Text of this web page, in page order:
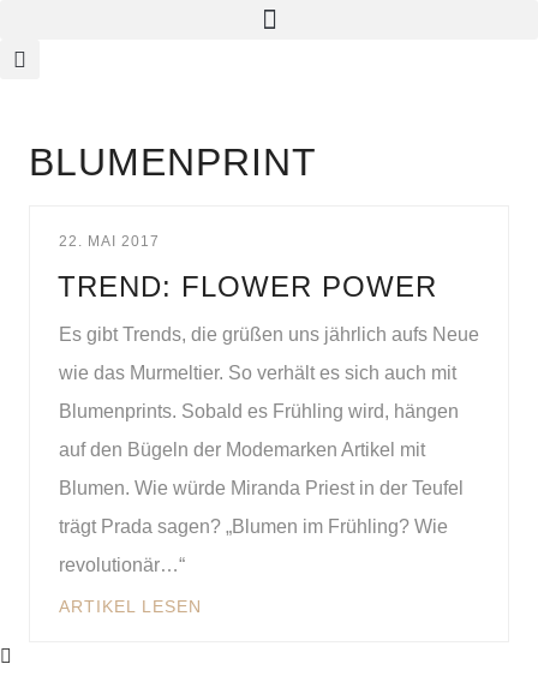
BLUMENPRINT
22. MAI 2017
TREND: FLOWER POWER
Es gibt Trends, die grüßen uns jährlich aufs Neue
wie das Murmeltier. So verhält es sich auch mit
Blumenprints. Sobald es Frühling wird, hängen
auf den Bügeln der Modemarken Artikel mit
Blumen. Wie würde Miranda Priest in der Teufel
trägt Prada sagen? „Blumen im Frühling? Wie
revolutionär…“
ARTIKEL LESEN